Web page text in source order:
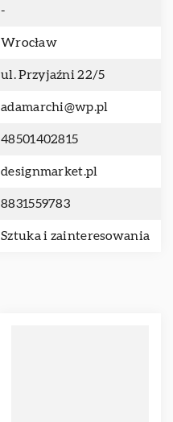
-
Wrocław
ul. Przyjaźni 22/5
adamarchi@wp.pl
48501402815
designmarket.pl
8831559783
Sztuka i zainteresowania